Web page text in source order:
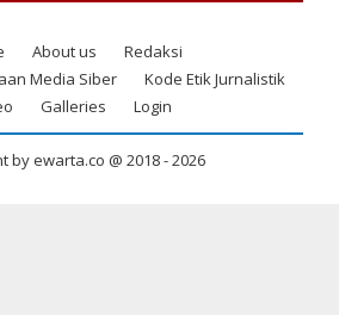
About us
Redaksi
Media Siber
Kode Etik Jurnalistik
Galleries Login
by ewarta.co @ 2018 -2026